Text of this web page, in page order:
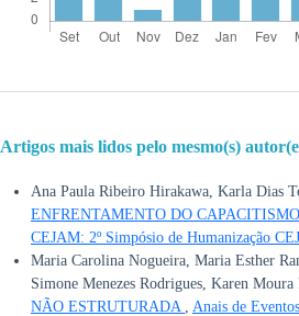
Artigos mais lidos pelo mesmo(s)
Ana Paula Ribeiro Hirakawa, Karla Dias
ENFRENTAMENTO DO CAPACITISMO
CEJAM: 2º Simpósio de Humanização
Maria Carolina Nogueira, Maria Esther
Simone Menezes Rodrigues, Karen
NÃO ESTRUTURADA
Anais de